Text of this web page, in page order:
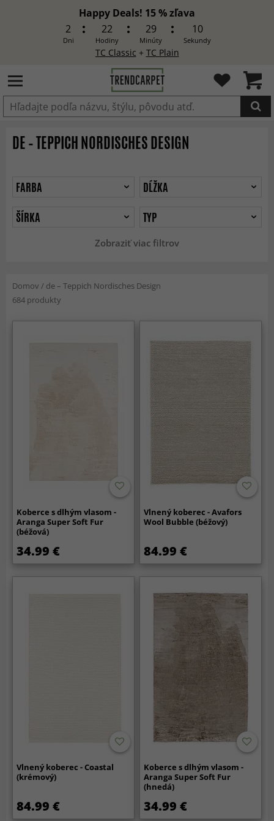
Happy Deals! 15 % zľava
2
Dni
22
Hodiny
29
Minúty
8
Sekundy
TC Classic + TC Plain
Produkt bol pridaný do košíka
DE – TEPPICH NORDISCHES DESIGN
Zobraziť viac filtrov
FARBA
DĹŽKA
ŠÍRKA
TYP
Domov / de – Teppich Nordisches Design
684 produkty
Koberce s dlhým vlasom -
Aranga Super Soft Fur
(béžová)
34.99 €
Vlnený koberec - Avafors
Wool Bubble (béžový)
84.99 €
Vlnený koberec - Coastal
(krémový)
84.99 €
Koberce s dlhým vlasom -
Aranga Super Soft Fur
(hnedá)
34.99 €